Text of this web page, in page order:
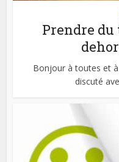
Prendre du
Bonjour à toutes et à
discuté